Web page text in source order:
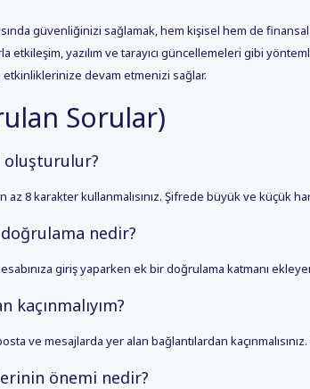
güvenliğinizi sağlamak, hem kişisel hem de
etkileşim, yazılım ve tarayıcı güncellemeleri gibi
etkinliklerinize devam etmenizi sağlar.
Sorular)
oluşturulur?
8 karakter kullanmalısınız. Şifrede büyük ve küçük
nedir?
giriş yaparken ek bir doğrulama katmanı
kaçınmalıyım?
ve mesajlarda yer alan bağlantılardan
önemi nedir?